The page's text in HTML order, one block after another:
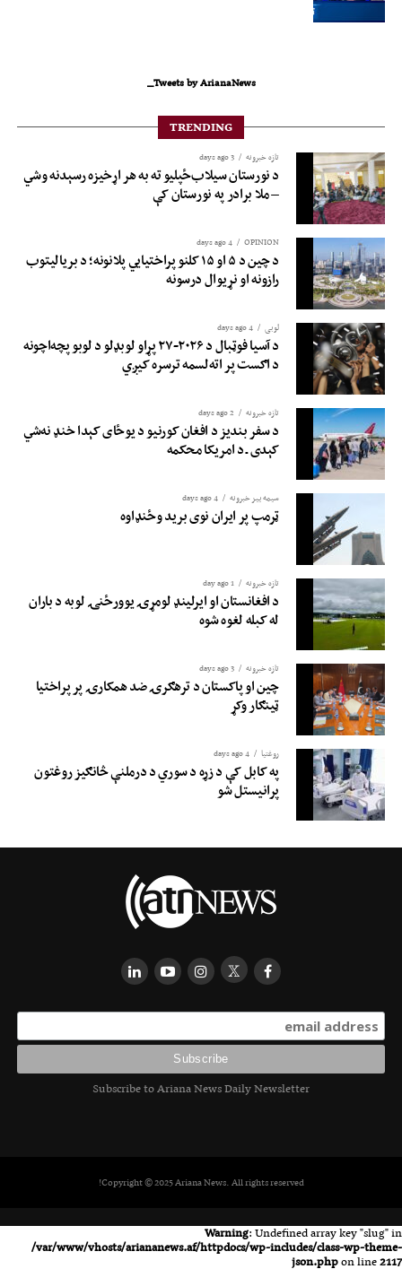
Tweets by ArianaNews_
TRENDING
تازه خبرونه 3 days ago
د نورستان سیلاب‌ځپلیو ته به هر اړخیزه رسېدنه وشي
– ملا برادر په نورستان کې
OPINION
4 days ago
د چین د ۵ او ۱۵ کلنو پراختیايي پلانونه؛ د بريالیتوب
رازونه او نړيوال درسونه
لوبی 4 days ago
د آسیا فوټبال د ۲۰۲۶-۲۷ پړاو لوبډلو د لوبو پچه‌اچونه
د اګست پر اته‌لسمه ترسره کیږي
تازه خبرونه 2 days ago
د سفر بندیز د افغان کورنیو د یوځای کېدا خنډ نه‌شي
کېدی ـ د امریکا محکمه
سیمه ییز خبرونه 4 days ago
ټرمپ پر ایران نوی برید وځنډاوه
تازه خبرونه 1 day ago
د افغانستان او ایرلینډ لومړۍ یوورځنۍ لوبه د باران
له کبله لغوه شوه
تازه خبرونه 3 days ago
چین او پاکستان د ترهګرۍ ضد همکارۍ پر پراختیا
ټینګار وکړ
روغتيا 4 days ago
په کابل کې د زړه د سوري د درملنې څانګیز روغتون
پرانیستل شو
Subscribe to Ariana News Daily Newsletter
Copyright © 2025 Ariana News. All rights reserved!
Warning: Undefined array key "slug" in
/var/www/vhosts/ariananews.af/httpdocs/wp-includes/class-wp-theme-
json.phpon line2117